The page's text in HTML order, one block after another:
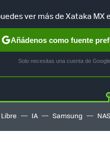
GUÍA DE COMPRAS
DE IA Samsung
ver más de Xataka MX
Añádenos como fuente
Solo necesitas una cuenta de Google